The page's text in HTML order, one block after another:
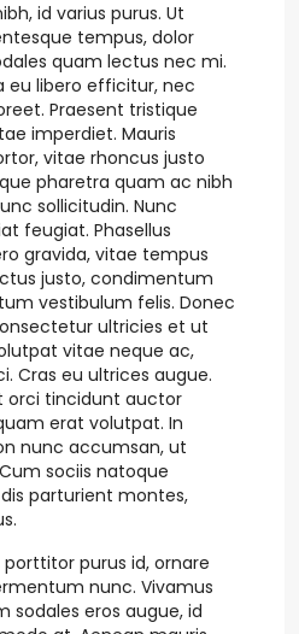
id varius purus. Ut
tempus, dolor
quam lectus nec mi.
eu libero efficitur, nec
Praesent tristique
imperdiet. Mauris
vitae rhoncus justo
pharetra quam ac nibh
sollicitudin. Nunc
feugiat. Phasellus
gravida, vitae tempus
justo, condimentum
vestibulum felis. Donec
ultricies et ut
vitae neque ac,
Cras eu ultrices augue.
orci tincidunt auctor
erat volutpat. In
nunc accumsan, ut
sociis natoque
parturient montes,
purus id, ornare
nunc. Vivamus
sodales eros augue, id